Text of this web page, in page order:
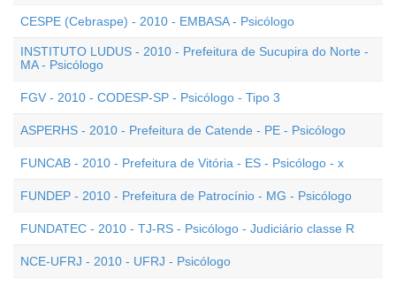
CESPE (Cebraspe) - 2010 - EMBASA - Psicólogo
INSTITUTO LUDUS - 2010 - Prefeitura de Sucupira do Norte -
MA - Psicólogo
FGV - 2010 - CODESP-SP - Psicólogo - Tipo 3
ASPERHS - 2010 - Prefeitura de Catende - PE - Psicólogo
FUNCAB - 2010 - Prefeitura de Vitória - ES - Psicólogo - x
FUNDEP - 2010 - Prefeitura de Patrocínio - MG - Psicólogo
FUNDATEC - 2010 - TJ-RS - Psicólogo - Judiciário classe R
NCE-UFRJ - 2010 - UFRJ - Psicólogo